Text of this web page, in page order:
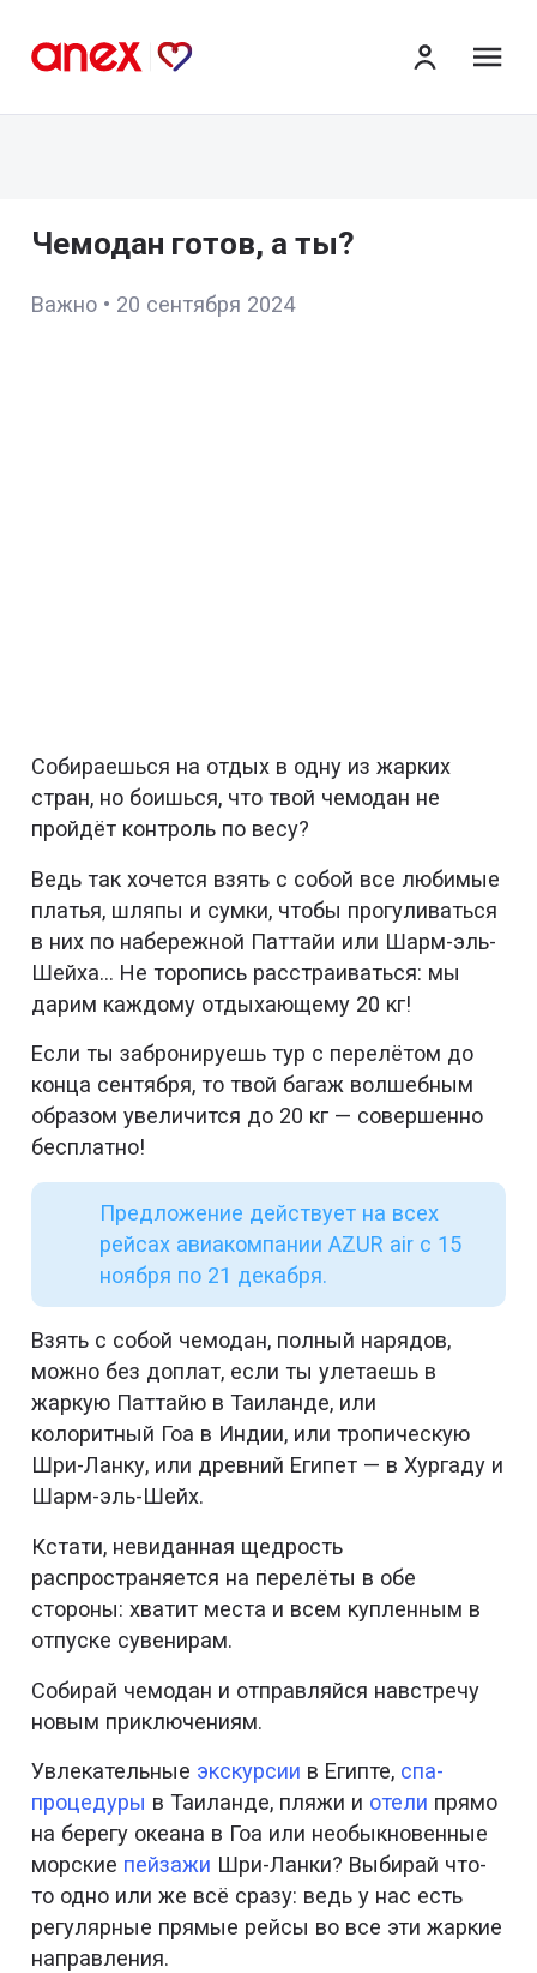
Чемодан готов, а ты?
Важно • 20 сентября 2024
Собираешься на отдых в одну из жарких
стран, но боишься, что твой чемодан не
пройдёт контроль по весу?
Ведь так хочется взять с собой все любимые
платья, шляпы и сумки, чтобы прогуливаться
в них по набережной Паттайи или Шарм-эль-
Шейха… Не торопись расстраиваться: мы
дарим каждому отдыхающему 20 кг!
Если ты забронируешь тур с перелётом до
конца сентября, то твой багаж волшебным
образом увеличится до 20 кг — совершенно
бесплатно!
Предложение действует на всех
рейсах авиакомпании AZUR air с 15
ноября по 21 декабря.
Взять с собой чемодан, полный нарядов,
можно без доплат, если ты улетаешь в
жаркую Паттайю в Таиланде, или
колоритный Гоа в Индии, или тропическую
Шри-Ланку, или древний Египет — в Хургаду и
Шарм-эль-Шейх.
Кстати, невиданная щедрость
распространяется на перелёты в обе
стороны: хватит места и всем купленным в
отпуске сувенирам.
Собирай чемодан и отправляйся навстречу
новым приключениям.
Увлекательные экскурсии в Египте, спа-
процедуры в Таиланде, пляжи и отели прямо
на берегу океана в Гоа или необыкновенные
морские пейзажи Шри-Ланки? Выбирай что-
то одно или же всё сразу: ведь у нас есть
регулярные прямые рейсы во все эти жаркие
направления.